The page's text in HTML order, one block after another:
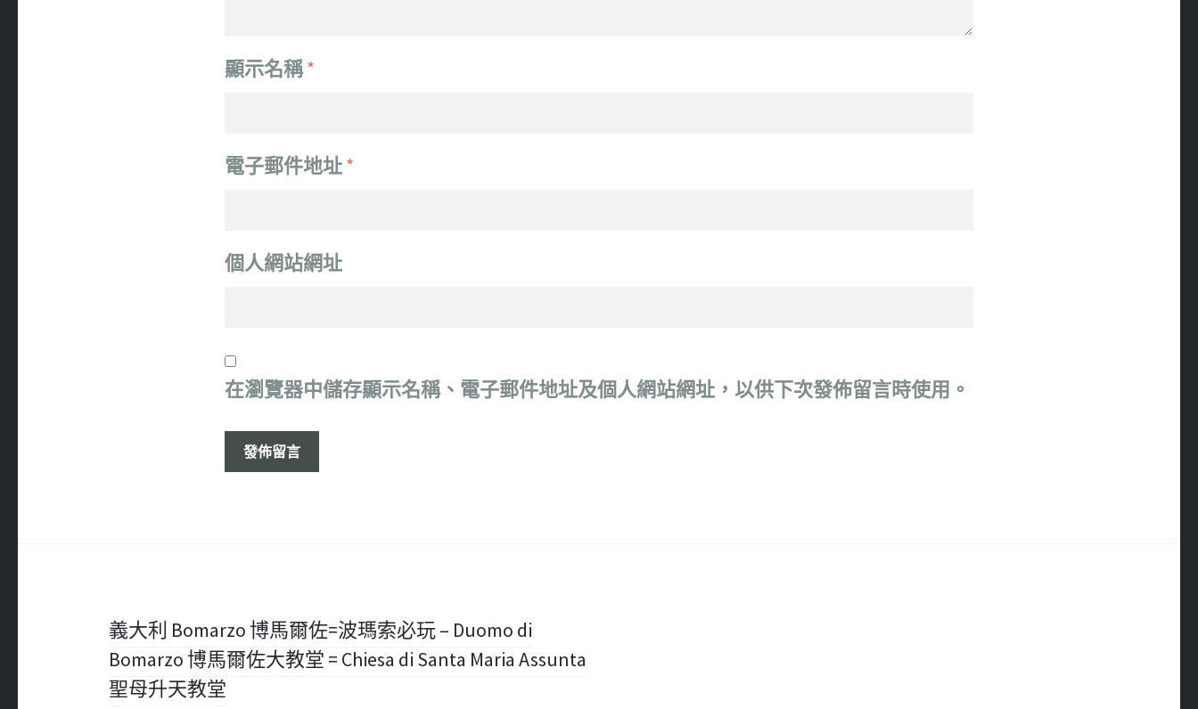
顯示名稱*
電子郵件地址*
個人網站網址
在瀏覽器中儲存顯示名稱、電子郵件地址及個人網站網址，以供下次發佈留言時使用。
義大利 Bomarzo 博馬爾佐=波瑪索必玩 – Duomo di
Bomarzo 博馬爾佐大教堂 = Chiesa di Santa Maria Assunta
聖母升天教堂